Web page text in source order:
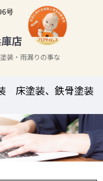
装・雨漏りの事な
床塗装、鉄骨塗装